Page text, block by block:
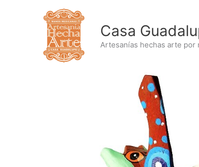
Casa
Artesanías hechas arte